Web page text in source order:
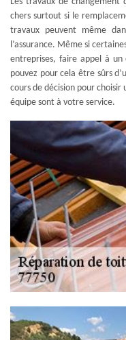
chers surtout si le
travaux peuvent même
l’assurance. Même si
entreprises, faire appel à un
pouvez pour cela être sûrs
cours de décision pour
équipe sont à votre service.